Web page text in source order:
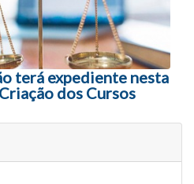
terá expediente nesta
dos Cursos